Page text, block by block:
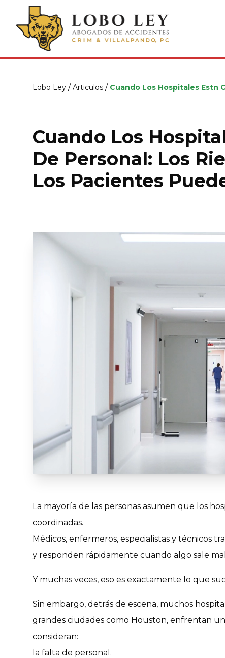
Lobo Ley / Articulos / Cuando Los Hospitales Estn
Cuando Los
De Personal: Los
Los Pacientes
La mayoría de las personas asumen que los
coordinadas.
Médicos, enfermeros, especialistas y técnicos
y responden rápidamente cuando algo sale
Y muchas veces, eso es exactamente lo que
Sin embargo, detrás de escena, muchos
grandes ciudades como Houston, enfrentan
consideran:
la falta de personal.